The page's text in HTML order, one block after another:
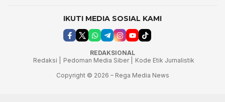
IKUTI MEDIA SOSIAL KAMI
REDAKSIONAL
Redaksi |
Pedoman Media Siber |
Kode Etik Jurnalistik
Copyright © 2026 – Rega Media News